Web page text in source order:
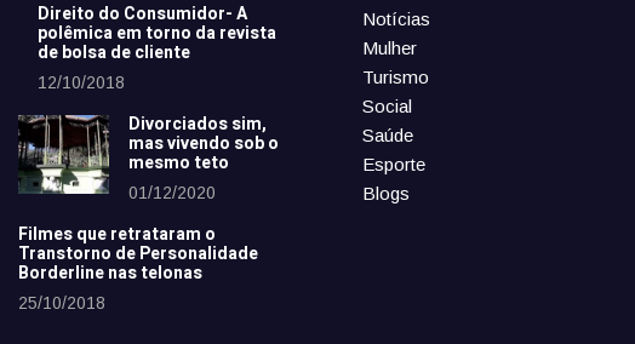
Direito do Consumidor- A
polêmica em torno da revista
de bolsa de cliente
12/10/2018
Divorciados sim,
mas vivendo sob o
mesmo teto
01/12/2020
Filmes que retrataram o
Transtorno de Personalidade
Borderline nas telonas
25/10/2018
Notícias
Mulher
Turismo
Social
Saúde
Esporte
Blogs